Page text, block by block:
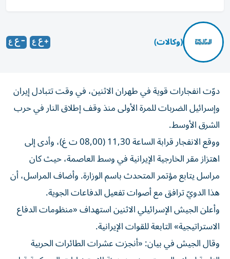
(وكالات)
دوّت انفجارات قوية في طهران الاثنين، في وقت تتبادل إيران
وإسرائيل الضربات للمرة الأولى منذ وقف إطلاق النار في حرب
الشرق الأوسط.
ووقع الانفجار قرابة الساعة 11,30 (08,00 ت غ)، وأدى إلى
اهتزاز مقر الخارجية الإيرانية في وسط العاصمة، حيث كان
مراسل يتابع مؤتمر المتحدث باسم الوزارة. وأضاف المراسل، أن
هذا الدويّ ترافق مع أصوات تفعيل الدفاعات الجوية.
وأعلن الجيش الإسرائيلي الاثنين استهداف «منظومات الدفاع
الاستراتيجية» التابعة للقوات الإيرانية.
وقال الجيش في بيان: «أنجزت عشرات الطائرات الحربية